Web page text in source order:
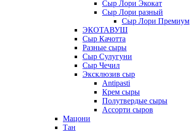
Сыр Лори Экокат
Сыр Лори разный
Сыр Лори Премиум
ЭКОТАВУШ
Сыр Качотта
Разные сыры
Сыр Сулугуни
Сыр Чечил
Эксклюзив сыр
Antipasti
Крем сыры
Полутвердые сыры
Ассорти сыров
Мацони
Тан